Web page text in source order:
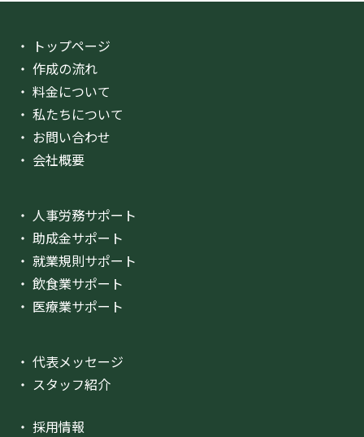
・ トップページ
・ 作成の流れ
・ 料金について
・ 私たちについて
・ お問い合わせ
・ 会社概要
・ 人事労務サポート
・ 助成金サポート
・ 就業規則サポート
・ 飲食業サポート
・ 医療業サポート
・ 代表メッセージ
・ スタッフ紹介
・ 採用情報